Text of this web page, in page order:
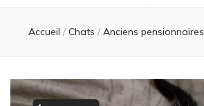
Accueil / Chats / Anciens pensionnaires